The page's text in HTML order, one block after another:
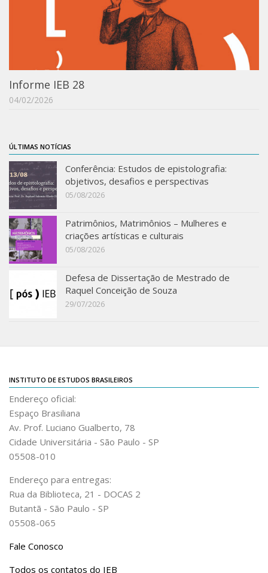
Últimas notícias
Graduação
Pós-Graduação
Almanack Braziliense
Cadernos do IEB
Catálogos
Estudos Brasileiros
Guia do IEB
Informe IEB
Livros publicados
MarioScriptor
Revista do IEB
IEB Archive
IEB Library
IEB Visual Arts Collection
Graduate Program
Post-doc / Researchers
Contact US
Informe IEB 28
04/02/2026
ÚLTIMAS NOTÍCIAS
Conferência: Estudos de epistolografia:
objetivos, desafios e perspectivas
05/08/2026
Patrimônios, Matrimônios – Mulheres e
criações artísticas e culturais
05/08/2026
Defesa de Dissertação de Mestrado de
Raquel Conceição de Souza
29/07/2026
INSTITUTO DE ESTUDOS BRASILEIROS
Endereço oficial:
Espaço Brasiliana
Av. Prof. Luciano Gualberto, 78
Cidade Universitária - São Paulo - SP
05508-010
Endereço para entregas:
Rua da Biblioteca, 21 - DOCAS 2
Butantã - São Paulo - SP
05508-065
Fale Conosco
Todos os contatos do IEB